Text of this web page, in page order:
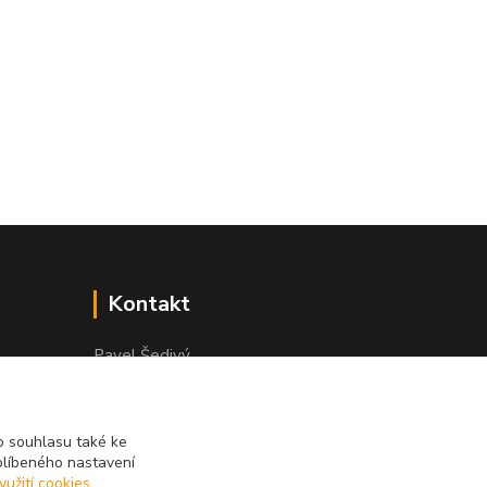
Kontakt
Pavel Šedivý
lepidla@prolep.cz
souhlasu také ke
nastavení